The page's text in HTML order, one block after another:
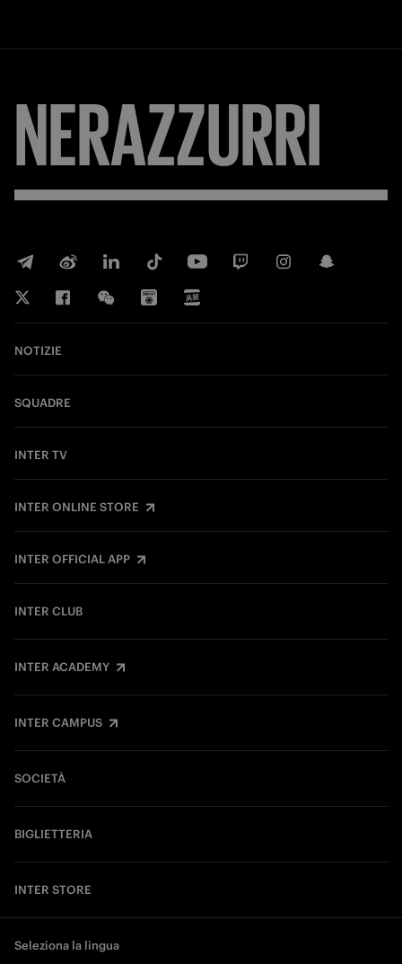
NERAZZURRI
NOTIZIE
SQUADRE
INTER TV
INTER ONLINE STORE
INTER OFFICIAL APP
INTER CLUB
INTER ACADEMY
INTER CAMPUS
SOCIETÀ
BIGLIETTERIA
INTER STORE
Seleziona la lingua